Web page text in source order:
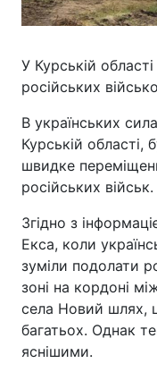
У Курській
російських
В українських
Курській області,
швидке
російських військ.
Згідно з
Екса, коли
зуміли подолати
зоні на кордоні
села Новий шлях,
багатьох. Однак
яснішими.